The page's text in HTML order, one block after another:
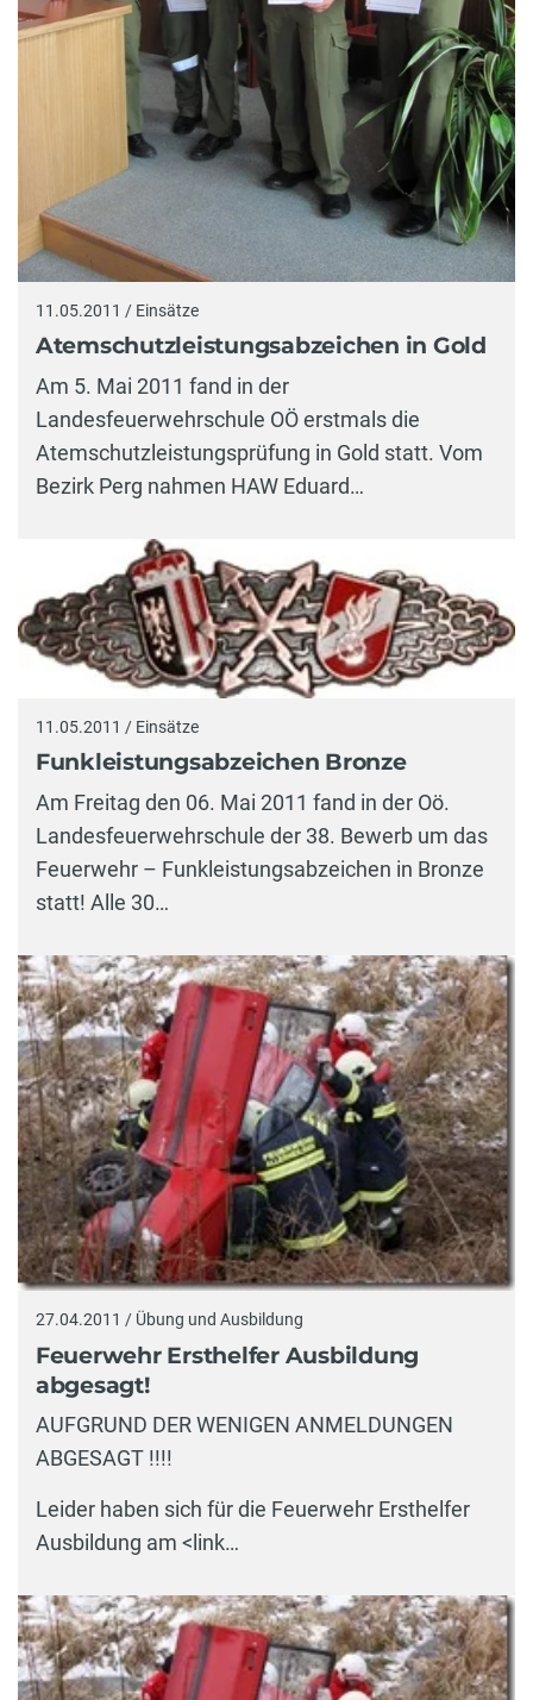
11.05.2011 / Einsätze
Atemschutzleistungsabzeichen in Gold
Am 5. Mai 2011 fand in der
Landesfeuerwehrschule OÖ erstmals die
Atemschutzleistungsprüfung in Gold statt. Vom
Bezirk Perg nahmen HAW Eduard…
11.05.2011 / Einsätze
Funkleistungsabzeichen Bronze
Am Freitag den 06. Mai 2011 fand in der Oö.
Landesfeuerwehrschule der 38. Bewerb um das
Feuerwehr – Funkleistungsabzeichen in Bronze
statt! Alle 30…
27.04.2011 / Übung und Ausbildung
Feuerwehr Ersthelfer Ausbildung
abgesagt!
AUFGRUND DER WENIGEN ANMELDUNGEN
ABGESAGT !!!!
Leider haben sich für die Feuerwehr Ersthelfer
Ausbildung am <link…